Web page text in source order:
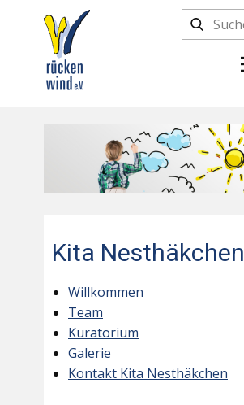
Kita Nesthäkchen
Willkommen
Team
Kuratorium
Galerie
Kontakt Kita Nesthäkchen